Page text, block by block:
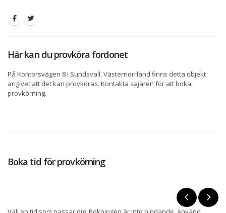
Här kan du provköra fordonet
På Kontorsvägen 8 i Sundsvall, Västernorrland finns detta objekt
angivet att det kan provköras. Kontakta säjaren för att boka
provkörning.
Boka tid för provkörning